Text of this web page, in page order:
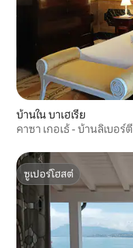
บ้านใน บาเฮเรีย
คาซา เกอเธ้ - บ้านลิเบอร์ตี้
ซูเปอร์โฮสต์
ซูเปอร์โฮสต์